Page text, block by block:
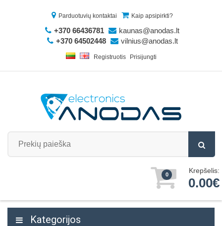
Parduotuvių kontaktai Kaip apsipirkti?
+370 66436781
kaunas@anodas.lt
+370 64502448
vilnius@anodas.lt
Registruotis Prisijungti
0 Krepšelis:
0.00€
Kategorijos